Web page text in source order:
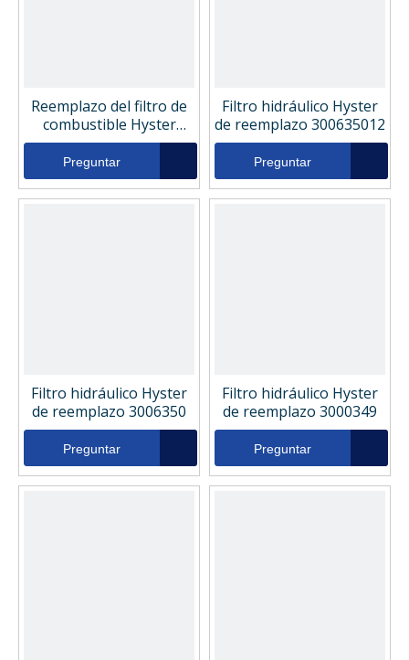
Reemplazo del filtro de
combustible Hyster
1306331
Preguntar
Filtro hidráulico Hyster
de reemplazo 300635012
Preguntar
Filtro hidráulico Hyster
de reemplazo 3006350
Preguntar
Filtro hidráulico Hyster
de reemplazo 3000349
Preguntar